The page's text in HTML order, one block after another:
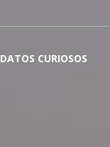
DATOS CURIOSOS